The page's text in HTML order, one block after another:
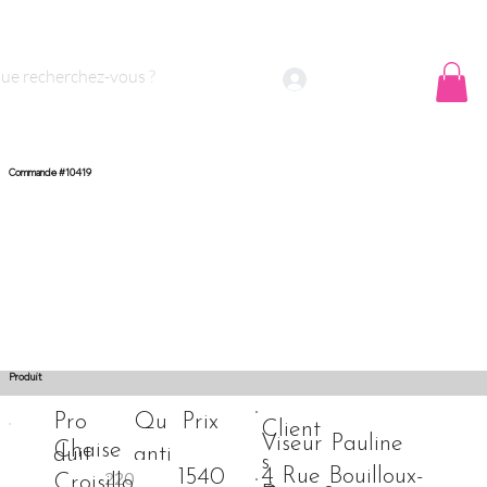
nous ?
Commande #10419
Produit
Pro
duit
Qu
anti
Prix
Chaise
1540
Client
s
Viseur Pauline
4 Rue Bouilloux-